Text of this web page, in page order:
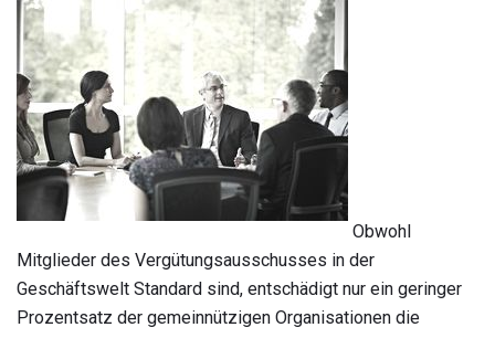
Obwohl
Mitglieder des Vergütungsausschusses in der
Geschäftswelt Standard sind, entschädigt nur ein geringer
Prozentsatz der gemeinnützigen Organisationen die